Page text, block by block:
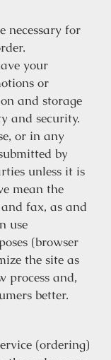
necessary for
your
or
and storage
and security.
or in any
by
unless it is
mean the
fax, as and
use
(browser
the site as
process and,
better.
(ordering)